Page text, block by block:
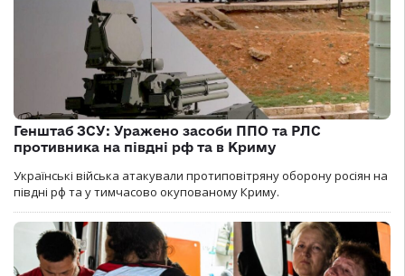
Генштаб ЗСУ: Уражено засоби ППО та РЛС
противника на півдні рф та в Криму
Українські війська атакували протиповітряну оборону росіян на
півдні рф та у тимчасово окупованому Криму.